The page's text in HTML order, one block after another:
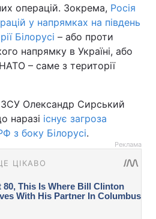
операцій. Зокрема, Росія
у напрямках на південь
Білорусі – або проти
напрямку в Україні, або
– саме з території
Олександр Сирський
наразі існує загроза
з боку Білорусі.
Реклама